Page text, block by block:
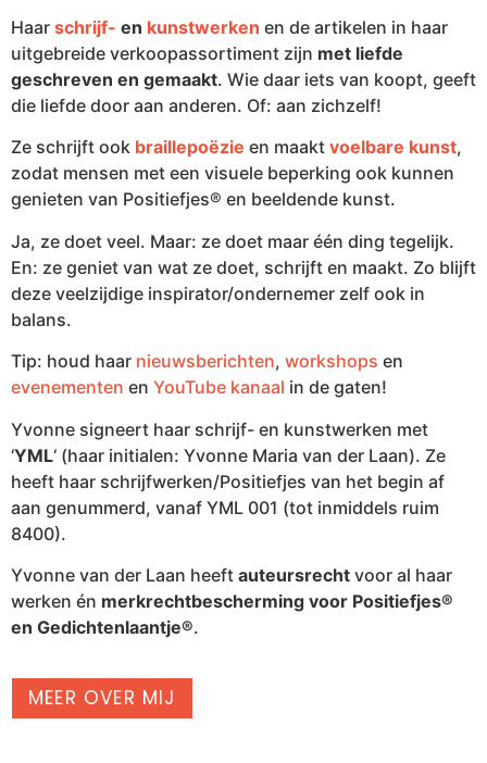
Haar schrijf- en kunstwerken en de artikelen in haar
uitgebreide verkoopassortiment zijn met liefde
geschreven en gemaakt. Wie daar iets van koopt, geeft
die liefde door aan anderen. Of: aan zichzelf!
Ze schrijft ook braillepoëzie en maakt voelbare kunst,
zodat mensen met een visuele beperking ook kunnen
genieten van Positiefjes® en beeldende kunst.
Ja, ze doet veel. Maar: ze doet maar één ding tegelijk.
En: ze geniet van wat ze doet, schrijft en maakt. Zo blijft
deze veelzijdige inspirator/ondernemer zelf ook in
balans.
Tip: houd haar nieuwsberichten, workshops en
evenementen en YouTube kanaal in de gaten!
Yvonne signeert haar schrijf- en kunstwerken met
‘YML‘ (haar initialen: Yvonne Maria van der Laan). Ze
heeft haar schrijfwerken/Positiefjes van het begin af
aan genummerd, vanaf YML 001 (tot inmiddels ruim
8400).
Yvonne van der Laan heeft auteursrecht voor al haar
werken én merkrechtbescherming voor Positiefjes®
en Gedichtenlaantje®.
MEER OVER MIJ